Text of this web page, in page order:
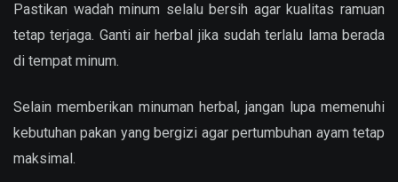
Pastikan wadah minum selalu bersih agar kualitas ramuan
tetap terjaga. Ganti air herbal jika sudah terlalu lama berada
di tempat minum.
Selain memberikan minuman herbal, jangan lupa memenuhi
kebutuhan pakan yang bergizi agar pertumbuhan ayam tetap
maksimal.